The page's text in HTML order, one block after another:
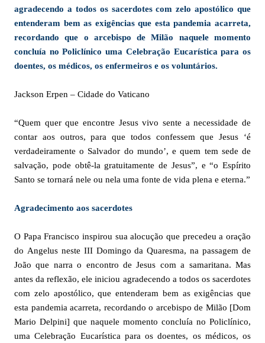
agradecendo a todos os sacerdotes com zelo apostólico que
entenderam bem as exigências que esta pandemia acarreta,
recordando que o arcebispo de Milão naquele momento
concluía no Policlínico uma Celebração Eucarística para os
doentes, os médicos, os enfermeiros e os voluntários.
Jackson Erpen – Cidade do Vaticano
“Quem quer que encontre Jesus vivo sente a necessidade de
contar aos outros, para que todos confessem que Jesus ‘é
verdadeiramente o Salvador do mundo’, e quem tem sede de
salvação, pode obtê-la gratuitamente de Jesus”, e “o Espírito
Santo se tornará nele ou nela uma fonte de vida plena e eterna.”
Agradecimento aos sacerdotes
O Papa Francisco inspirou sua alocução que precedeu a oração
do Angelus neste III Domingo da Quaresma, na passagem de
João que narra o encontro de Jesus com a samaritana. Mas
antes da reflexão, ele iniciou agradecendo a todos os sacerdotes
com zelo apostólico, que entenderam bem as exigências que
esta pandemia acarreta, recordando o arcebispo de Milão [Dom
Mario Delpini] que naquele momento concluía no Policlínico,
uma Celebração Eucarística para os doentes, os médicos, os